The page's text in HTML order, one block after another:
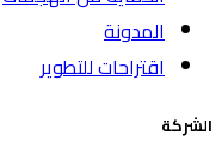
المدونة
اقتراحات للتطوير
الشركة